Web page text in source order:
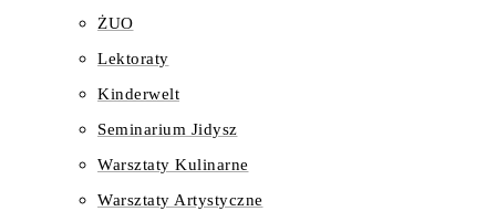
ŻUO
Lektoraty
Kinderwelt
Seminarium Jidysz
Warsztaty Kulinarne
Warsztaty Artystyczne